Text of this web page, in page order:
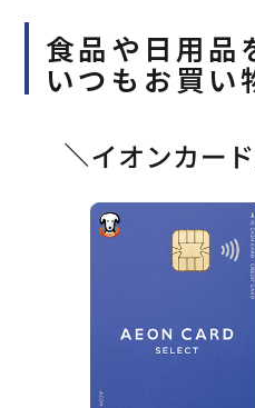
食品や日用品
いつもお買い